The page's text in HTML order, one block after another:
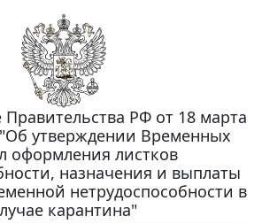
РФ от 18 марта
"Об утверждении Временных
оформления листков
назначения и выплаты
нетрудоспособности в
карантина"